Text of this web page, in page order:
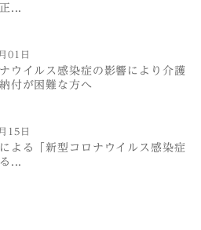
...
01日
ウイルス感染症の影響により介護
付が困難な方へ
15日
よる「新型コロナウイルス感染症
...